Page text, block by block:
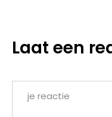
Laat een